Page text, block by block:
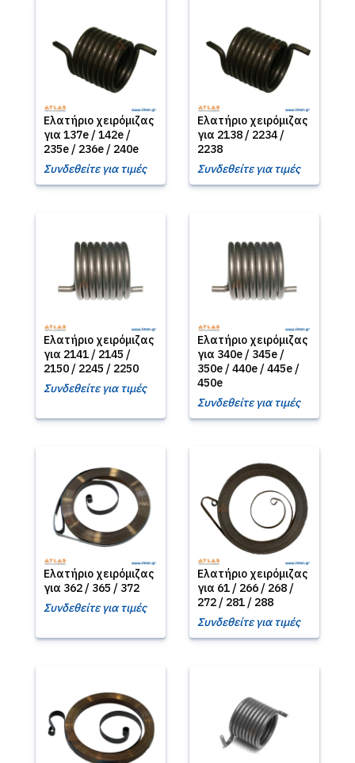
Ελατήριο χειρόμιζας
για 137e / 142e /
235e / 236e / 240e
Συνδεθείτε για τιμές
Ελατήριο χειρόμιζας
για 2138 / 2234 /
2238
Συνδεθείτε για τιμές
Ελατήριο χειρόμιζας
για 2141 / 2145 /
2150 / 2245 / 2250
Συνδεθείτε για τιμές
Ελατήριο χειρόμιζας
για 340e / 345e /
350e / 440e / 445e /
450e
Συνδεθείτε για τιμές
Ελατήριο χειρόμιζας
για 362 / 365 / 372
Συνδεθείτε για τιμές
Ελατήριο χειρόμιζας
για 61 / 266 / 268 /
272 / 281 / 288
Συνδεθείτε για τιμές